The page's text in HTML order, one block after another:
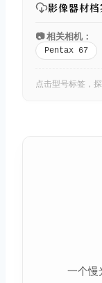
影像器材档
📷 相关相机：
Pentax 67
点击型号标签，
一个慢